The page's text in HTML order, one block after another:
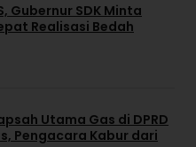
Gubernur SDK Minta
Realisasi Bedah
Utama Gas di DPRD
Pengacara Kabur dari